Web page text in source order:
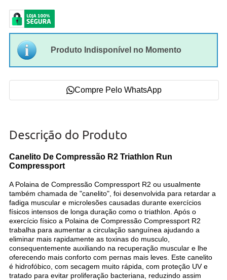
Produto Indisponível no Momento
Compre Pelo WhatsApp
Descrição do Produto
Canelito De Compressão R2 Triathlon Run
Compressport
A Polaina de Compressão Compressport R2 ou usualmente
também chamada de "canelito", foi desenvolvida para retardar a
fadiga muscular e microlesões causadas durante exercícios
físicos intensos de longa duração como o triathlon. Após o
exercício físico a Polaina de Compressão Compressport R2
trabalha para aumentar a circulação sanguínea ajudando a
eliminar mais rapidamente as toxinas do musculo,
consequentemente auxiliando na recuperação muscular e lhe
oferecendo mais conforto com pernas mais leves. Este canelito
é hidrofóbico, com secagem muito rápida, com proteção UV e
tratado para evitar proliferação bacteriana, reduzindo assim